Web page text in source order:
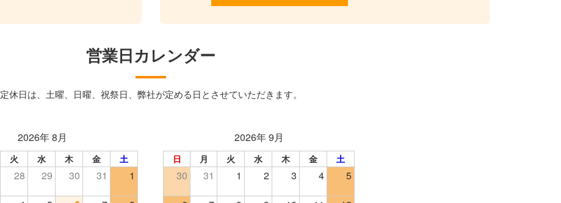
営業日カレンダー
定休日は、土曜、日曜、祝祭日、弊社が定める日とさせていただきます。
2026年 8月
火 水 木 金 土
28 29 30 31 1
2026年 9月
日 月 火 水 木 金 土
30 31 1 2 3 4 5